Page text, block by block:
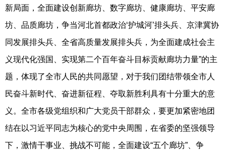
新局面，全面建设创新廊坊、数字廊坊、健康廊坊、平安廊
坊、品质廊坊，争当河北首都政治‘护城河’排头兵、京津冀协
同发展排头兵、全省高质量发展排头兵，为全面建成社会主
义现代化强国、实现第二个百年奋斗目标贡献廊坊力量”的主
题，体现了全市人民的共同愿望，对于我们团结带领全市人
民奋斗新时代、奋进新征程、夺取新胜利具有十分重大的意
义。全市各级党组织和广大党员干部群众，要更加紧密地团
结在以习近平同志为核心的党中央周围，在省委的坚强领导
下，激情干事业、挑战不可能，全面建设“五个廊坊”、争